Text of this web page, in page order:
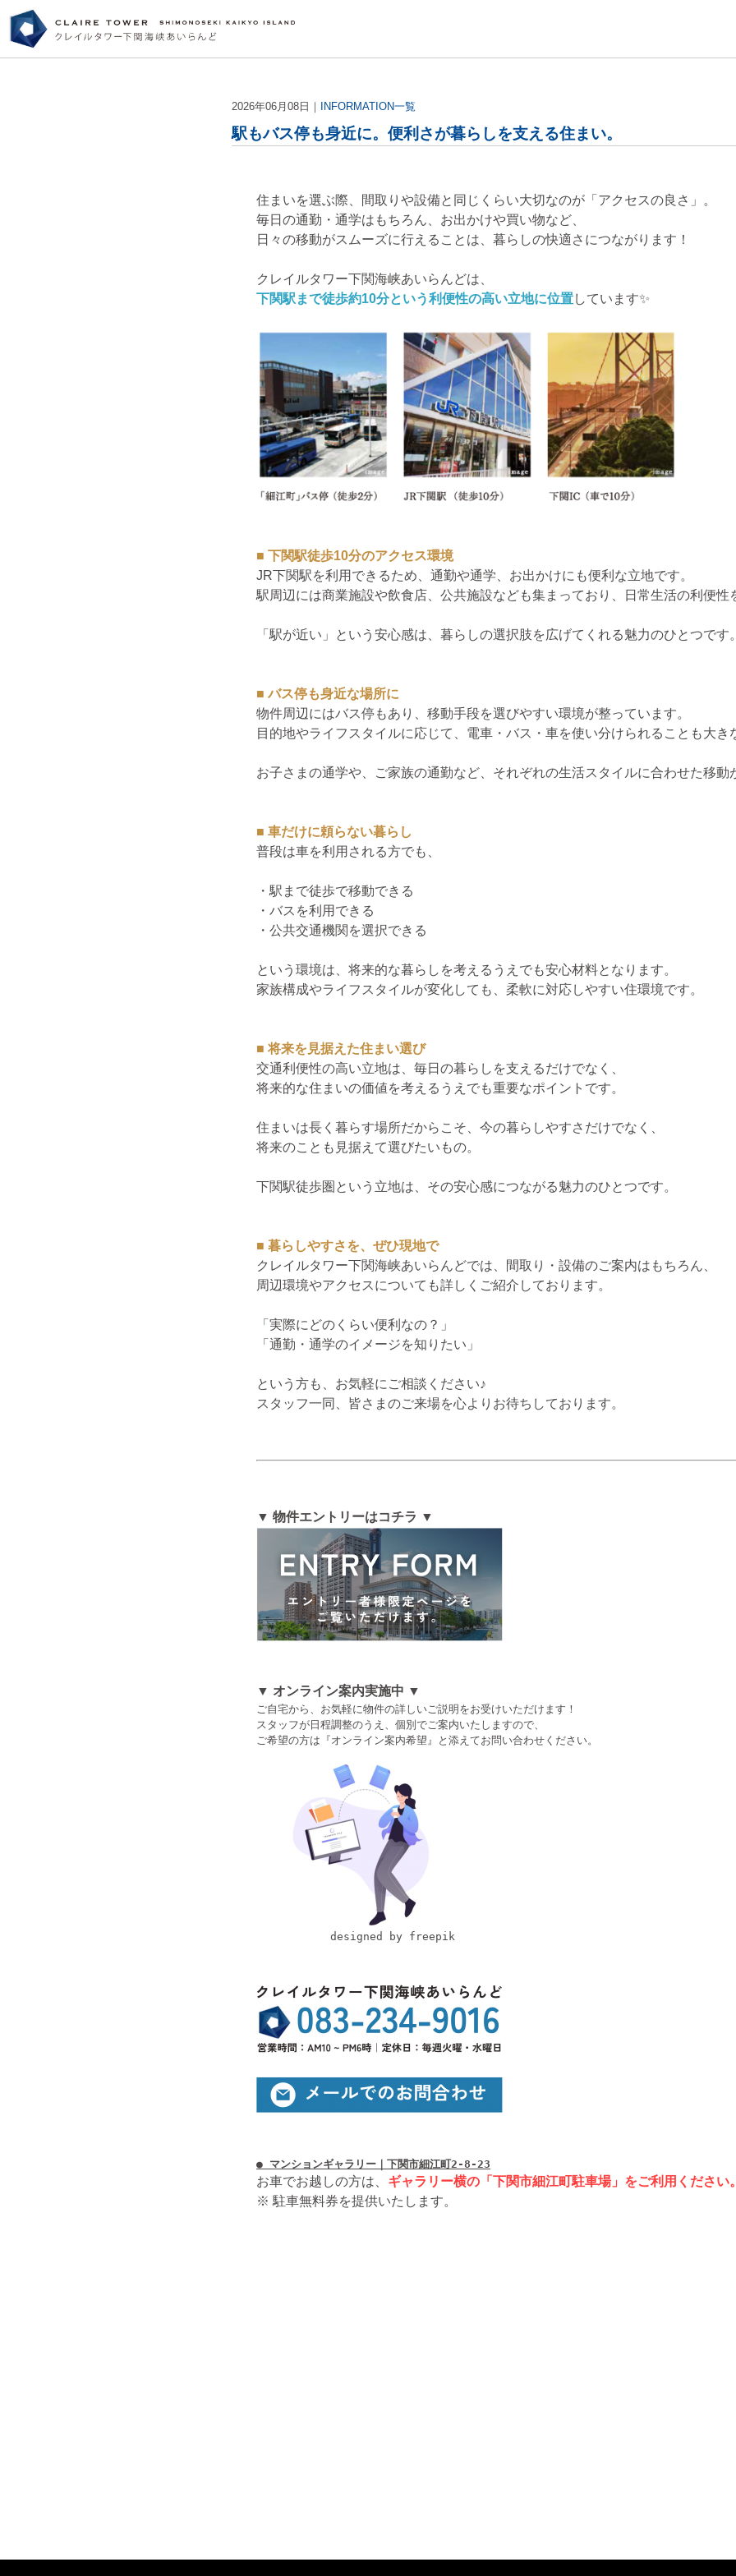
2026年06月08日｜ INFORMATION一覧
駅もバス停も身近に。便利さが暮らしを支える住まい。
住まいを選ぶ際、間取りや設備と同じくらい大切なのが「アクセスの良さ」。
毎日の通勤・通学はもちろん、お出かけや買い物など、
日々の移動がスムーズに行えることは、暮らしの快適さにつながります！
クレイルタワー下関海峡あいらんどは、
下関駅まで徒歩約10分という利便性の高い立地に位置しています✨
■ 下関駅徒歩10分のアクセス環境
JR下関駅を利用できるため、通勤や通学、お出かけにも便利な立地です。
駅周辺には商業施設や飲食店、公共施設なども集まっており、日常生活の利便性
「駅が近い」という安心感は、暮らしの選択肢を広げてくれる魅力のひとつです。
■ バス停も身近な場所に
物件周辺にはバス停もあり、移動手段を選びやすい環境が整っています。
目的地やライフスタイルに応じて、電車・バス・車を使い分けられることも大き
お子さまの通学や、ご家族の通勤など、それぞれの生活スタイルに合わせた移動
■ 車だけに頼らない暮らし
普段は車を利用される方でも、
・駅まで徒歩で移動できる
・バスを利用できる
・公共交通機関を選択できる
という環境は、将来的な暮らしを考えるうえでも安心材料となります。
家族構成やライフスタイルが変化しても、柔軟に対応しやすい住環境です。
■ 将来を見据えた住まい選び
交通利便性の高い立地は、毎日の暮らしを支えるだけでなく、
将来的な住まいの価値を考えるうえでも重要なポイントです。
住まいは長く暮らす場所だからこそ、今の暮らしやすさだけでなく、
将来のことも見据えて選びたいもの。
下関駅徒歩圏という立地は、その安心感につながる魅力のひとつです。
■ 暮らしやすさを、ぜひ現地で
クレイルタワー下関海峡あいらんどでは、間取り・設備のご案内はもちろん、
周辺環境やアクセスについても詳しくご紹介しております。
「実際にどのくらい便利なの？」
「通勤・通学のイメージを知りたい」
という方も、お気軽にご相談ください♪
スタッフ一同、皆さまのご来場を心よりお待ちしております。
▼ 物件エントリーはコチラ ▼
▼ オンライン案内実施中 ▼
ご自宅から、お気軽に物件の詳しいご説明をお受けいただけます！
スタッフが日程調整のうえ、個別でご案内いたしますので、
ご希望の方は『オンライン案内希望』と添えてお問い合わせください。
designed by freepik
● マンションギャラリー｜下関市細江町2-8-23
お車でお越しの方は、 ギャラリー横の「下関市細江町駐車場」をご利用ください。
※ 駐車無料券を提供いたします。